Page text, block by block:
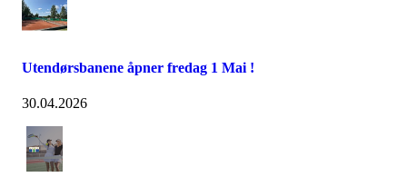
Utendørsbanene åpner fredag 1 Mai !
30.04.2026